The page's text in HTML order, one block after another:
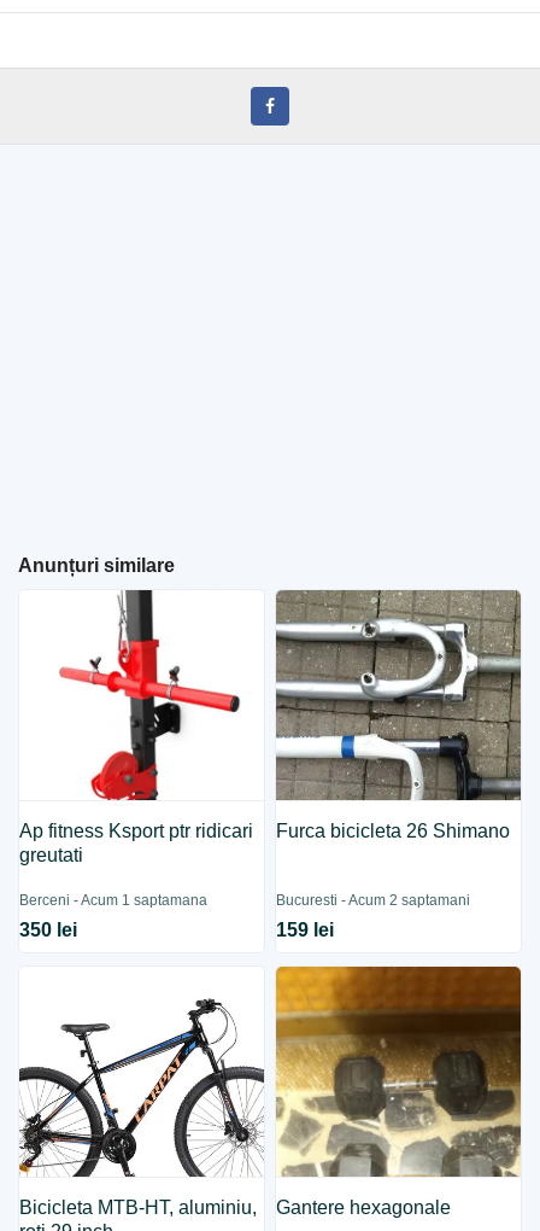
Anunțuri similare
Ap fitness Ksport ptr ridicari
greutati
Berceni - Acum 1 saptamana
350 lei
Furca bicicleta 26 Shimano
Bucuresti - Acum 2 saptamani
159 lei
Bicicleta MTB-HT, aluminiu,
Gantere hexagonale